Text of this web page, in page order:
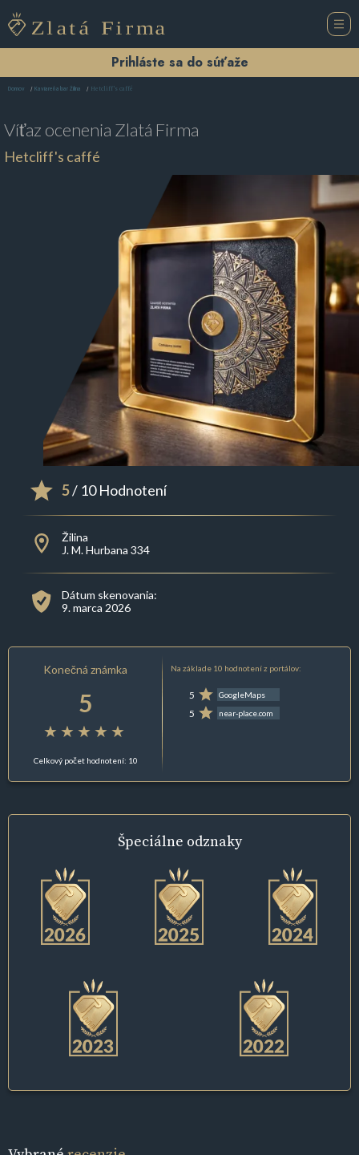
Prihláste sa do súťaže
Domov Kaviareň a bar Žilina Hetcliff's caffé
Víťaz ocenenia Zlatá Firma
Hetcliff's caffé
5/ 10 Hodnotení
Žilina
J. M. Hurbana 334
Dátum skenovania:
9. marca 2026
Konečná známka
5
Celkový počet hodnotení: 10
Na základe 10 hodnotení z portálov:
5 GoogleMaps
5 near-place.com
Špeciálne odznaky